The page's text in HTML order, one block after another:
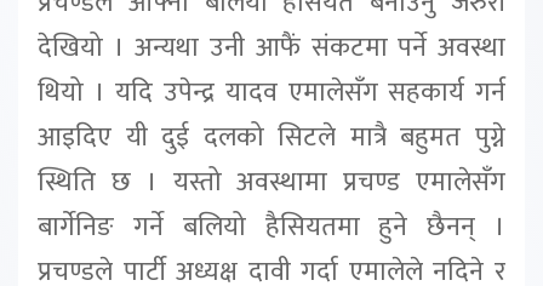
देखियो । अन्यथा उनी आफैं संकटमा पर्ने अवस्था
थियो । यदि उपेन्द्र यादव एमालेसँग सहकार्य गर्न
आइदिए यी दुई दलको सिटले मात्रै बहुमत पुग्ने
स्थिति छ । यस्तो अवस्थामा प्रचण्ड एमालेसँग
बार्गेनिङ गर्ने बलियो हैसियतमा हुने छैनन् ।
प्रचण्डले पार्टी अध्यक्ष दावी गर्दा एमालेले नदिने र